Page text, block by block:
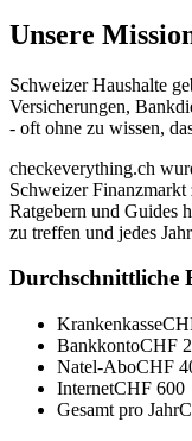
Unsere
Schweizer Haushalte
Versicherungen,
- oft ohne zu wissen,
checkeverything.ch
Schweizer
Ratgebern und Guides
zu treffen und jedes
Durchschnittliche
Krankenkasse
BankkontoCHF
Natel-AboCHF
InternetCHF 600
Gesamt pro Jahr